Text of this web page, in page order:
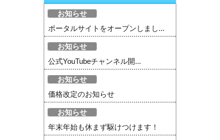
お知らせ
ポータルサイトをオープンしまし...
お知らせ
公式YouTubeチャンネル開...
お知らせ
価格改定のお知らせ
お知らせ
年末年始も休まず駆けつけます！